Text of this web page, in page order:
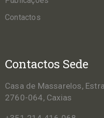
Contactos
Contactos Sede
Casa de Massarelos,
2760-064, Caxias